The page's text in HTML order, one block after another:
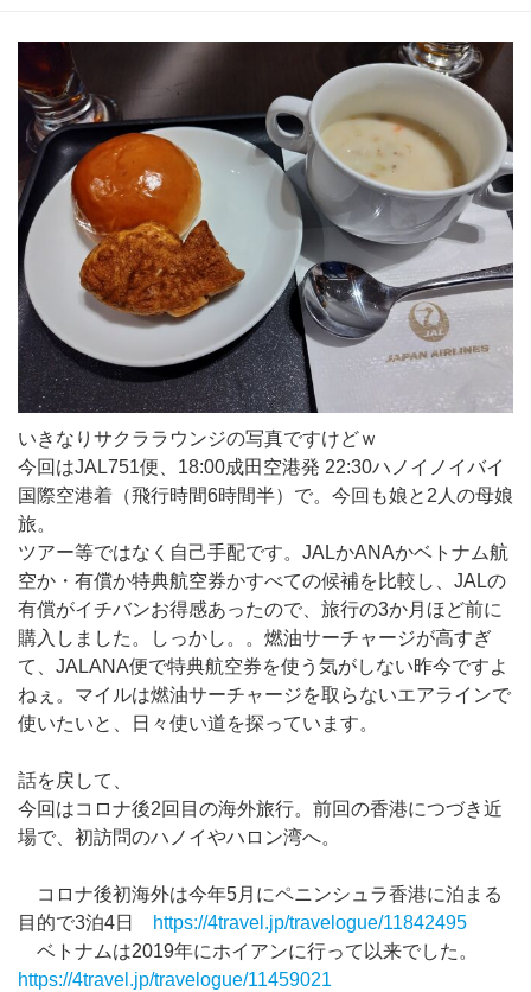
いきなりサクララウンジの写真ですけどｗ
今回はJAL751便、18:00成田空港発 22:30ハノイノイバイ
国際空港着（飛行時間6時間半）で。今回も娘と2人の母娘
旅。
ツアー等ではなく自己手配です。JALかANAかベトナム航
空か・有償か特典航空券かすべての候補を比較し、JALの
有償がイチバンお得感あったので、旅行の3か月ほど前に
購入しました。しっかし。。燃油サーチャージが高すぎ
て、JALANA便で特典航空券を使う気がしない昨今ですよ
ねぇ。マイルは燃油サーチャージを取らないエアラインで
使いたいと、日々使い道を探っています。
話を戻して、
今回はコロナ後2回目の海外旅行。前回の香港につづき近
場で、初訪問のハノイやハロン湾へ。
コロナ後初海外は今年5月にペニンシュラ香港に泊まる
目的で3泊4日
https://4travel.jp/travelogue/11842495
ベトナムは2019年にホイアンに行って以来でした。
https://4travel.jp/travelogue/11459021